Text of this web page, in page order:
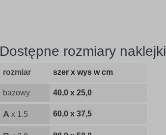
Dostępne rozmiary naklejki
rozmiar szer x wys w cm
bazowy 40,0 x 25,0
A x 1.5 60,0 x 37,5